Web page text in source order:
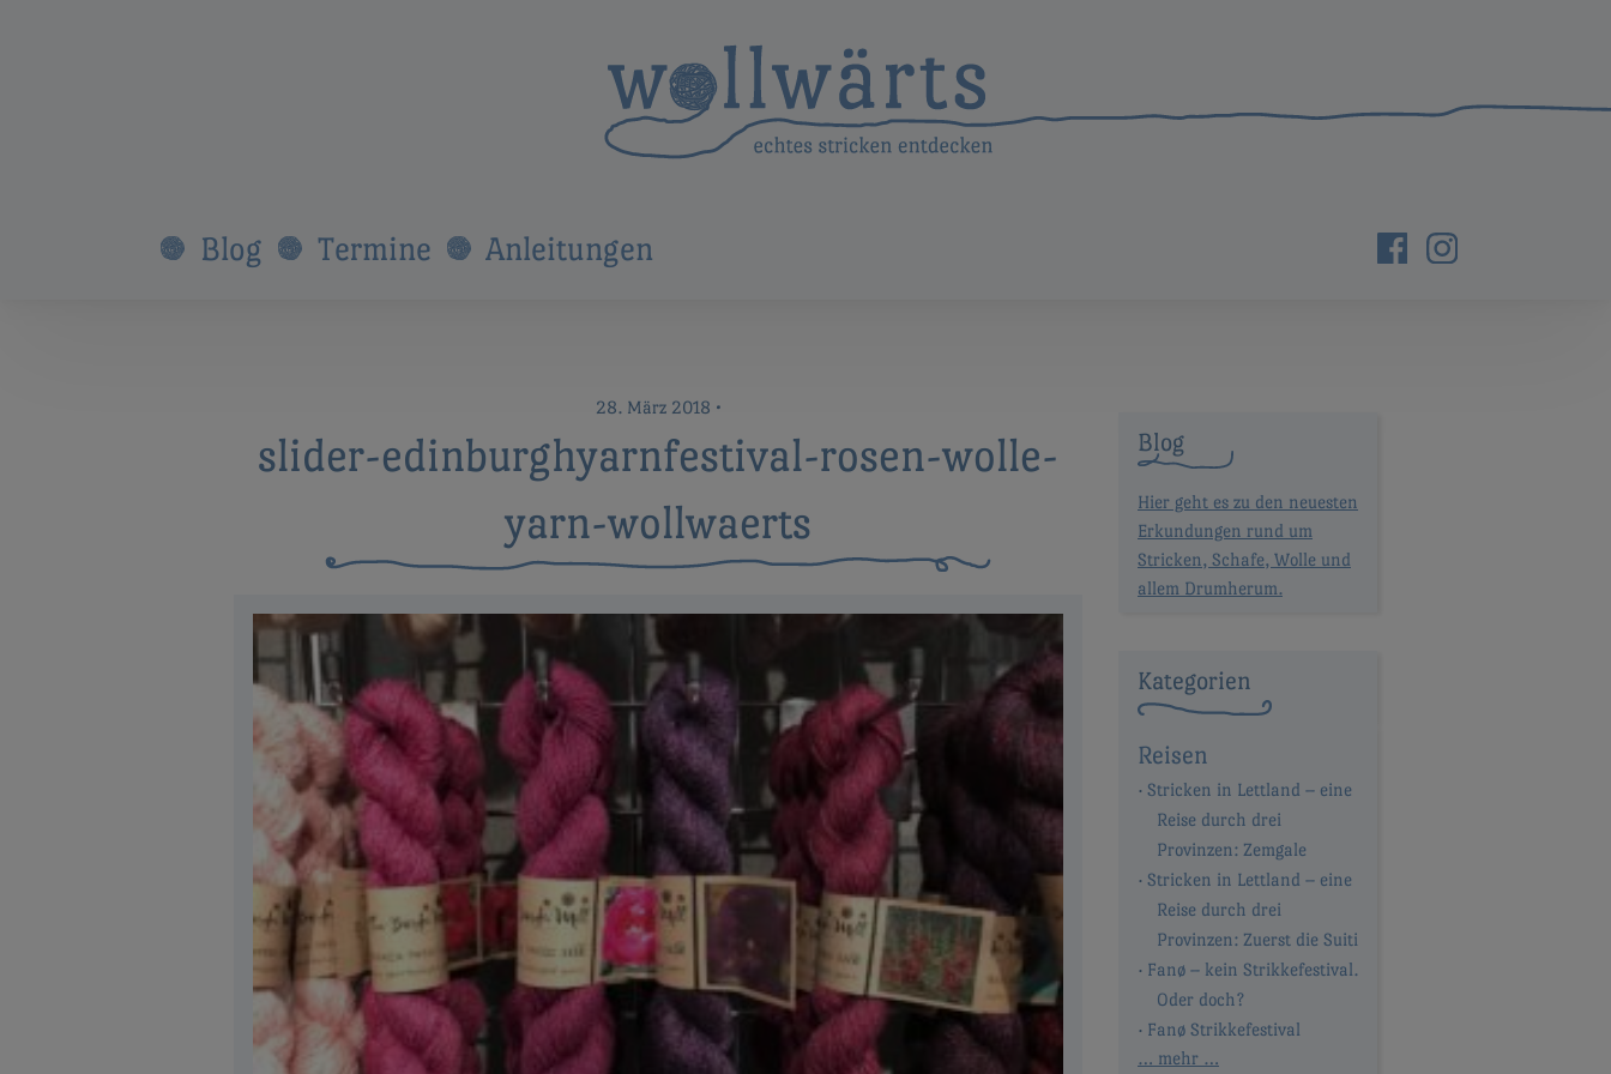
Blog Termine Anleitungen
28. März 2018 •
slider-edinburghyarnfestival-rosen-wolle-
yarn-wollwaerts
Blog
Hier geht es zu den neuesten
Erkundungen rund um
Stricken, Schafe, Wolle und
allem Drumherum.
Kategorien
Reisen
Stricken in Lettland – eine
Reise durch drei
Provinzen: Zemgale
Stricken in Lettland – eine
Reise durch drei
Provinzen: Zuerst die Suiti
Fanø – kein Strikkefestival.
Oder doch?
Fanø Strikkefestival
… mehr …